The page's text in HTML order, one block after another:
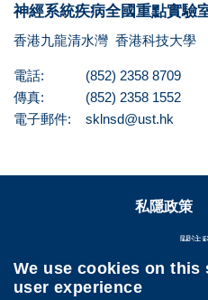
神經系統疾病全國重點實驗
香港九龍清水灣 香港科技大學
電話:
(852) 2358 8709
傳真:
(852) 2358 1552
電子郵件:
sklnsd@ust.hk
私隱政策
關注
We use cookies on this
user experience